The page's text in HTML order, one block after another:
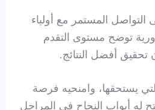
المستمر مع أولياء
دورية توضح مستوى التقدم
أفضل النتائج.
يستحقها، وامنحيه فرصة
له أبواب النجاح في المراحل